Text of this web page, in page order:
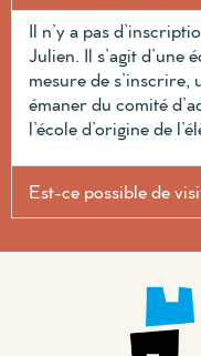
Il n’y a pas
Julien. Il s’agit d’une
mesure de
émaner du comité
l’école d’origine de
Est-ce possible de